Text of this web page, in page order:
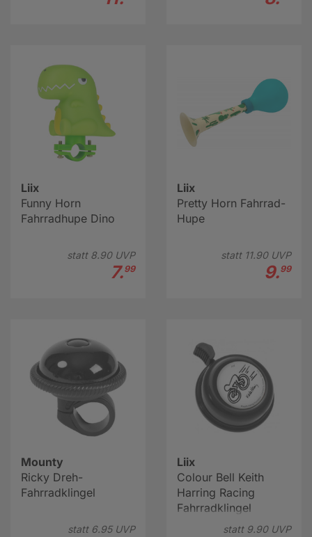
Liix
Funny Horn
Fahrradhupe Dino
statt 8.90UVP
7.99
Liix
Pretty Horn Fahrrad-
Hupe
statt 11.90UVP
9.99
Mounty
Ricky Dreh-
Fahrradklingel
statt 6.95UVP
Liix
Colour Bell Keith
Harring Racing
Fahrradklingel
statt 9.90UVP